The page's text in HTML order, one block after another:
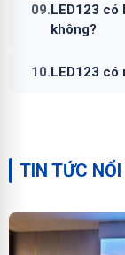
09.LED123 có
không?
10.LED123 có
TIN TỨC